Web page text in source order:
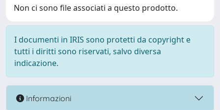
Non ci sono file associati a questo prodotto.
I documenti in IRIS sono protetti da copyright e
tutti i diritti sono riservati, salvo diversa
indicazione.
Informazioni